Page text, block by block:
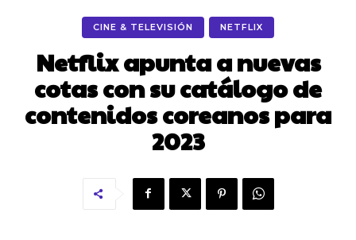
CINE & TELEVISIÓN NETFLIX
Netflix apunta a nuevas
cotas con su catálogo de
contenidos coreanos para
2023